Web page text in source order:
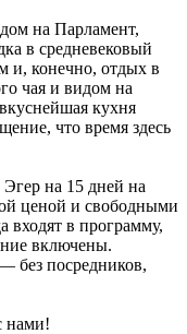
на Парламент,
в средневековый
и, конечно, отдых в
чая и видом на
кухня
что время здесь
на 15 дней на
ценой и свободными
входят в программу,
включены.
без посредников,
нами!